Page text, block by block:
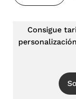
Consigue